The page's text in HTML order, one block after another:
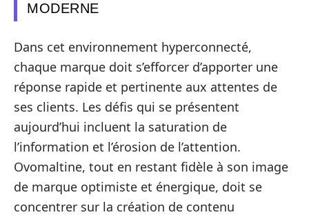
MODERNE
Dans cet environnement hyperconnecté,
chaque marque doit s’efforcer d’apporter une
réponse rapide et pertinente aux attentes de
ses clients. Les défis qui se présentent
aujourd’hui incluent la saturation de
l’information et l’érosion de l’attention.
Ovomaltine, tout en restant fidèle à son image
de marque optimiste et énergique, doit se
concentrer sur la création de contenu